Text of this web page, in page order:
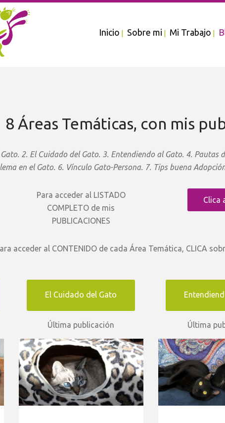
Inicio Sobre mi Mi Trabajo
8 Áreas Temáticas, con mis
2. El Cuidado del Gato. 3. Entendiendo al Gato. 4. Pautas
en el Gato. 6. Vínculo Gato-Persona. 7. Tips buena
Para acceder al LISTADO
COMPLETO de mis
PUBLICACIONES
Clica
acceder al CONTENIDO de cada Área Temática, CLICA
El Cuidado del Gato
Última publicación Última